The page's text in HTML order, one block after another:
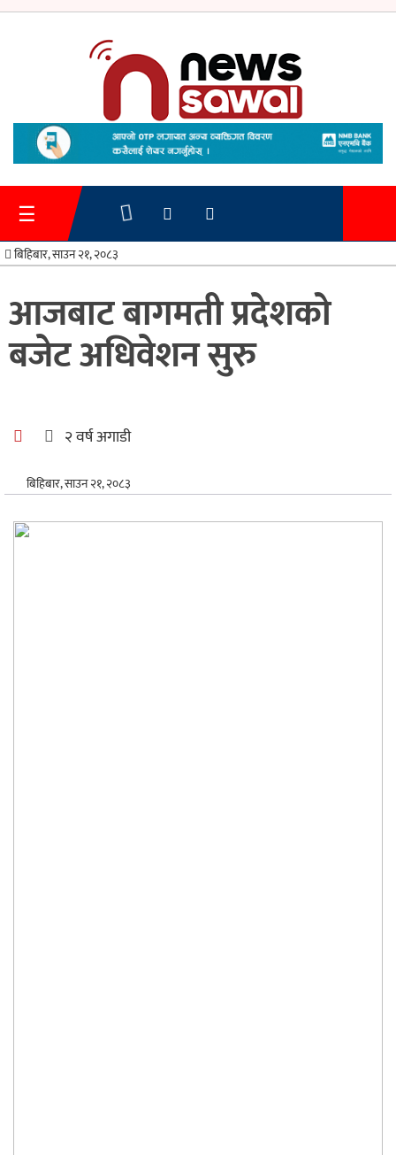
गृहपृष्ठ
समाचार
प्रशासन
स्वास्थ्य/
शिक्षा
☰
बिहिबार, साउन २१, २०८३
आजबाट बागमती प्रदेशको
बजेट अधिवेशन सुरु
२ वर्ष अगाडी
बिहिबार, साउन २१, २०८३